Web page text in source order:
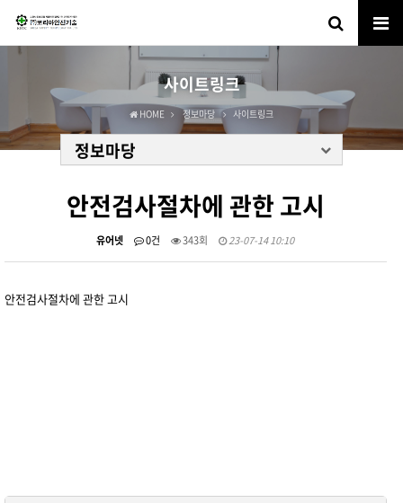
사이트링크
HOME 정보마당 사이트링크
정보마당
안전검사절차에 관한 고시
유어넷 0건 343회 23-07-14 10:10
안전검사절차에 관한 고시